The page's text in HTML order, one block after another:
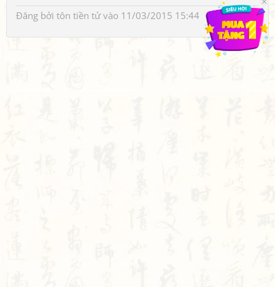
Đăng bởi tôn tiền tửvào 11/03/2015 15:44